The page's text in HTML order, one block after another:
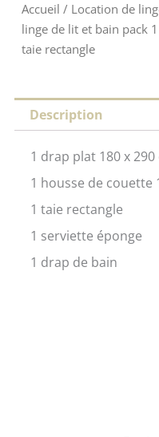
Accueil / Location de
linge de lit et bain pack
taie rectangle
taie
rectangle
Description
1 drap plat 180 x 290
1 housse de couette
1 taie rectangle
1 serviette éponge
1 drap de bain